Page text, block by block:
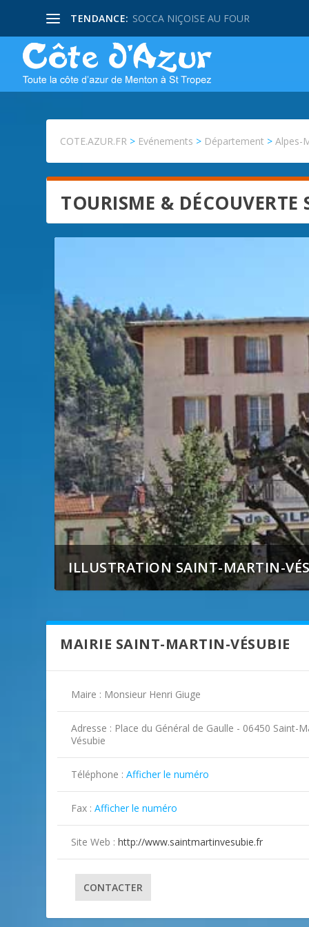
TENDANCE: SOCCA NIÇOISE AU FOUR
COTE.AZUR.FR > Evénements > Département >Alpes-
TOURISME &
ILLUSTRATION SAINT-MARTIN-
ILLUSTRATION SAINT-MARTIN-
ILLUSTRATION SAINT-MARTIN-
ILLUSTRATION SAINT-MARTIN-
ILLUSTRATION SAINT-MARTIN-
ILLUSTRATION SAINT-MARTIN-
ILLUSTRATION SAINT-MARTIN-
MAIRIE SAINT-MARTIN-VÉSUBIE
Maire : Monsieur Henri Giuge
Adresse : Place du Général de Gaulle - 06450 Saint-
Vésubie
Téléphone :Afficher le numéro
Fax :Afficher le numéro
Site Web :http://www.saintmartinvesubie.fr
CONTACTER